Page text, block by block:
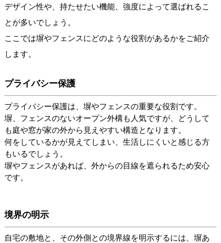
デザイン性や、持たせたい機能、強度によって選ばれるこ
とが多いでしょう。
ここでは塀やフェンスにどのような役割があるかをご紹介
します。
プライバシー保護
プライバシー保護は、塀やフェンスの重要な役割です。
塀、フェンスのないオープン外構も人気ですが、どうして
も庭や窓が家の外から見えやすい構造となります。
何をしているかが見えてしまい、生活しにくいと感じる方
もいるでしょう。
塀やフェンスがあれば、外からの目線を遮られるため安心
です。
境界の明示
自宅の敷地と、その外側との境界線を明示するには、塀あ